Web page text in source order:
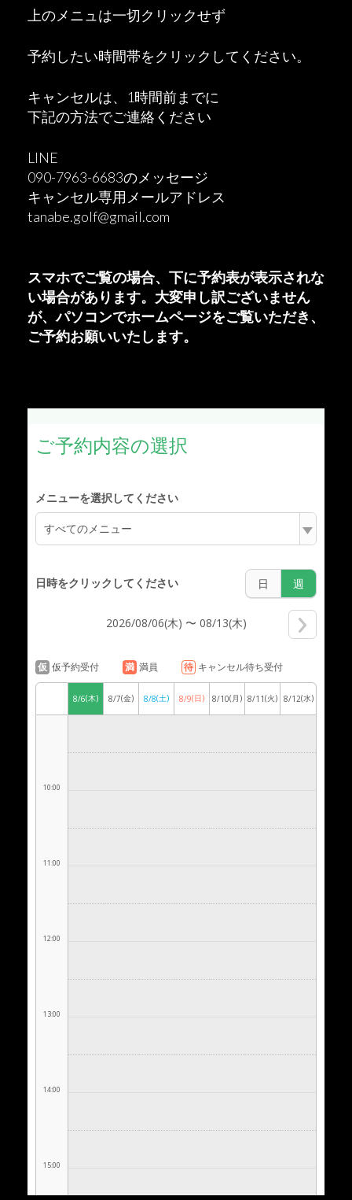
上のメニュは一切クリックせず
予約したい時間帯をクリックしてください。
キャンセルは、1時間前までに
下記の方法でご連絡ください
LINE
090-7963-6683のメッセージ
キャンセル専用メールアドレス
tanabe.golf@gmail.com
スマホでご覧の場合、下に予約表が表示されな
い場合があります。大変申し訳ございません
が、パソコンでホームページをご覧いただき、
ご予約お願いいたします。